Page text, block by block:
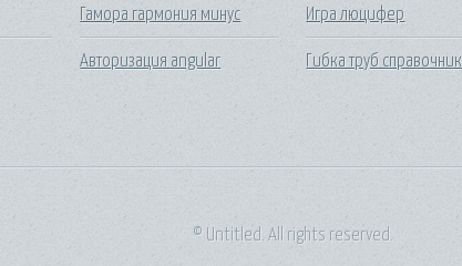
Гамора гармония минус
Авторизация angular
Игра люцифер
Гибка труб справочник
© Untitled. All rights reserved.